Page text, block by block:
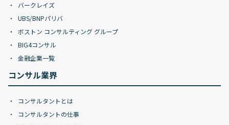
バークレイズ
UBS/BNPパリバ
ボストン コンサルティング グループ
BIG4コンサル
金融企業一覧
コンサル業界
コンサルタントとは
コンサルタントの仕事